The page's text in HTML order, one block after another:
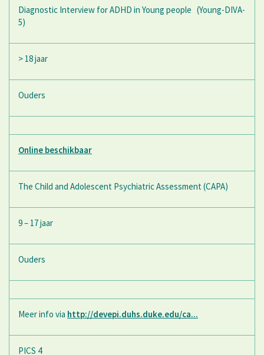
Diagnostic Interview for ADHD in Young people (Young-DIVA-
5)
> 18 jaar
Ouders
Online beschikbaar
The Child and Adolescent Psychiatric Assessment (CAPA)
9 – 17 jaar
Ouders
Meer info via http://devepi.duhs.duke.edu/ca...
PICS 4